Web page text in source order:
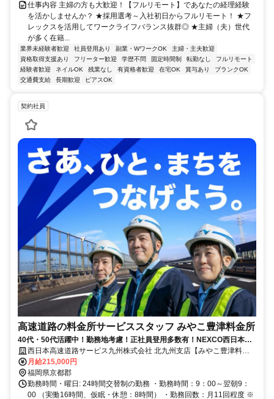
仕事内容 主婦の方も大歓迎！【フルリモート】であなたの経理経験
を活かしませんか？ ★採用選考～入社初日からフルリモート！ ★フ
レックスを活用してワークライフバランス抜群◎ ★主婦（夫）世代
が多く在籍...
業界未経験者歓迎 社員登用あり 副業・WワークOK
主婦・主夫歓迎
資格取得支援あり
フリーター歓迎 学歴不問 固定時間制 転勤なし
フルリモート
経験者歓迎
ネイルOK 残業なし 有資格者歓迎 在宅OK 賞与あり
ブランクOK
交通費支給
長期歓迎 ピアスOK
契約社員
高速道路の料金所サービススタッフ みやこ豊津料金所
40代・50代活躍中！勤務地考慮！正社員登用多数有！NEXCO西日本
100％出資のグループ会社です！
西日本高速道路サービス九州株式会社 北九州支店【みやこ豊津料金
所】
月給215,000円
福岡県京都郡
勤務時間・曜日: 24時間交替制の勤務 ・勤務時間：9：00～翌朝9：
00 （実働16時間、仮眠・休憩：8時間） ・勤務回数：月11回程度 ※